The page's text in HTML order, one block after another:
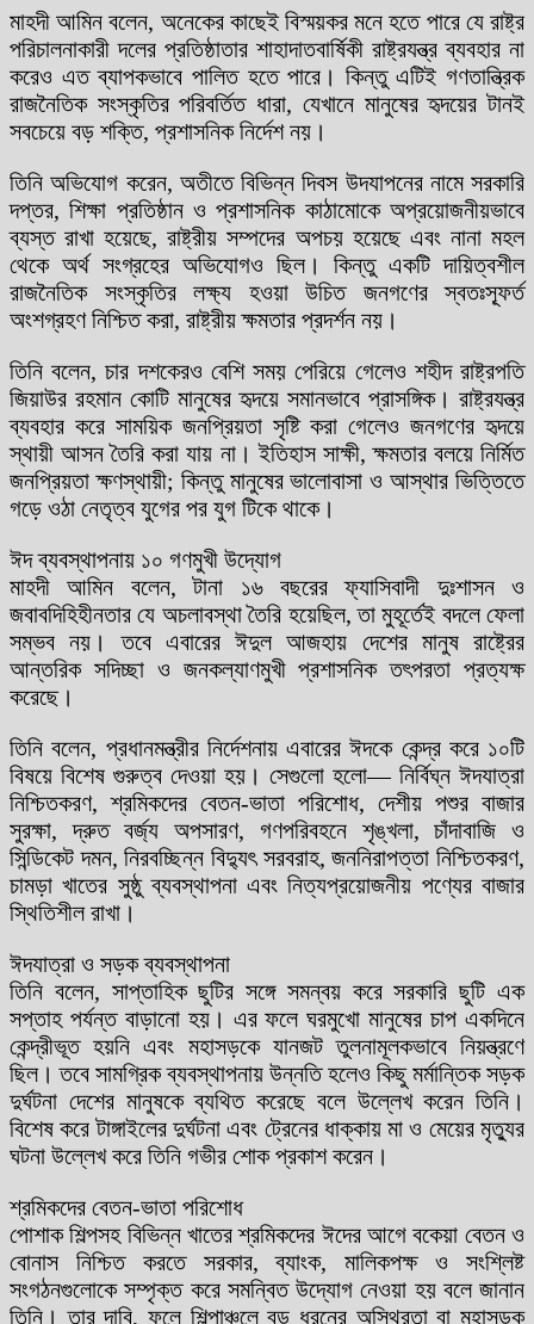
মাহদী আমিন বলেন, অনেকের কাছেই বিস্ময়কর মনে হতে পারে যে রাষ্ট্র
পরিচালনাকারী দলের প্রতিষ্ঠাতার শাহাদাতবার্ষিকী রাষ্ট্রযন্ত্র ব্যবহার না
করেও এত ব্যাপকভাবে পালিত হতে পারে। কিন্তু এটিই গণতান্ত্রিক
রাজনৈতিক সংস্কৃতির পরিবর্তিত ধারা, যেখানে মানুষের হৃদয়ের টানই
সবচেয়ে বড় শক্তি, প্রশাসনিক নির্দেশ নয়।
তিনি অভিযোগ করেন, অতীতে বিভিন্ন দিবস উদযাপনের নামে সরকারি
দপ্তর, শিক্ষা প্রতিষ্ঠান ও প্রশাসনিক কাঠামোকে অপ্রয়োজনীয়ভাবে
ব্যস্ত রাখা হয়েছে, রাষ্ট্রীয় সম্পদের অপচয় হয়েছে এবং নানা মহল
থেকে অর্থ সংগ্রহের অভিযোগও ছিল। কিন্তু একটি দায়িত্বশীল
রাজনৈতিক সংস্কৃতির লক্ষ্য হওয়া উচিত জনগণের স্বতঃস্ফূর্ত
অংশগ্রহণ নিশ্চিত করা, রাষ্ট্রীয় ক্ষমতার প্রদর্শন নয়।
তিনি বলেন, চার দশকেরও বেশি সময় পেরিয়ে গেলেও শহীদ রাষ্ট্রপতি
জিয়াউর রহমান কোটি মানুষের হৃদয়ে সমানভাবে প্রাসঙ্গিক। রাষ্ট্রযন্ত্র
ব্যবহার করে সাময়িক জনপ্রিয়তা সৃষ্টি করা গেলেও জনগণের হৃদয়ে
স্থায়ী আসন তৈরি করা যায় না। ইতিহাস সাক্ষী, ক্ষমতার বলয়ে নির্মিত
জনপ্রিয়তা ক্ষণস্থায়ী; কিন্তু মানুষের ভালোবাসা ও আস্থার ভিত্তিতে
গড়ে ওঠা নেতৃত্ব যুগের পর যুগ টিকে থাকে।
ঈদ ব্যবস্থাপনায় ১০ গণমুখী উদ্যোগ
মাহদী আমিন বলেন, টানা ১৬ বছরের ফ্যাসিবাদী দুঃশাসন ও
জবাবদিহিহীনতার যে অচলাবস্থা তৈরি হয়েছিল, তা মুহূর্তেই বদলে ফেলা
সম্ভব নয়। তবে এবারের ঈদুল আজহায় দেশের মানুষ রাষ্ট্রের
আন্তরিক সদিচ্ছা ও জনকল্যাণমুখী প্রশাসনিক তৎপরতা প্রত্যক্ষ
করেছে।
তিনি বলেন, প্রধানমন্ত্রীর নির্দেশনায় এবারের ঈদকে কেন্দ্র করে ১০টি
বিষয়ে বিশেষ গুরুত্ব দেওয়া হয়। সেগুলো হলো— নির্বিঘ্ন ঈদযাত্রা
নিশ্চিতকরণ, শ্রমিকদের বেতন-ভাতা পরিশোধ, দেশীয় পশুর বাজার
সুরক্ষা, দ্রুত বর্জ্য অপসারণ, গণপরিবহনে শৃঙ্খলা, চাঁদাবাজি ও
সিন্ডিকেট দমন, নিরবচ্ছিন্ন বিদ্যুৎ সরবরাহ, জননিরাপত্তা নিশ্চিতকরণ,
চামড়া খাতের সুষ্ঠু ব্যবস্থাপনা এবং নিত্যপ্রয়োজনীয় পণ্যের বাজার
স্থিতিশীল রাখা।
ঈদযাত্রা ও সড়ক ব্যবস্থাপনা
তিনি বলেন, সাপ্তাহিক ছুটির সঙ্গে সমন্বয় করে সরকারি ছুটি এক
সপ্তাহ পর্যন্ত বাড়ানো হয়। এর ফলে ঘরমুখো মানুষের চাপ একদিনে
কেন্দ্রীভূত হয়নি এবং মহাসড়কে যানজট তুলনামূলকভাবে নিয়ন্ত্রণে
ছিল। তবে সামগ্রিক ব্যবস্থাপনায় উন্নতি হলেও কিছু মর্মান্তিক সড়ক
দুর্ঘটনা দেশের মানুষকে ব্যথিত করেছে বলে উল্লেখ করেন তিনি।
বিশেষ করে টাঙ্গাইলের দুর্ঘটনা এবং ট্রেনের ধাক্কায় মা ও মেয়ের মৃত্যুর
ঘটনা উল্লেখ করে তিনি গভীর শোক প্রকাশ করেন।
শ্রমিকদের বেতন-ভাতা পরিশোধ
পোশাক শিল্পসহ বিভিন্ন খাতের শ্রমিকদের ঈদের আগে বকেয়া বেতন ও
বোনাস নিশ্চিত করতে সরকার, ব্যাংক, মালিকপক্ষ ও সংশ্লিষ্ট
সংগঠনগুলোকে সম্পৃক্ত করে সমন্বিত উদ্যোগ নেওয়া হয় বলে জানান
তিনি। তার দাবি, ফলে শিল্পাঞ্চলে বড় ধরনের অস্থিরতা বা মহাসড়ক